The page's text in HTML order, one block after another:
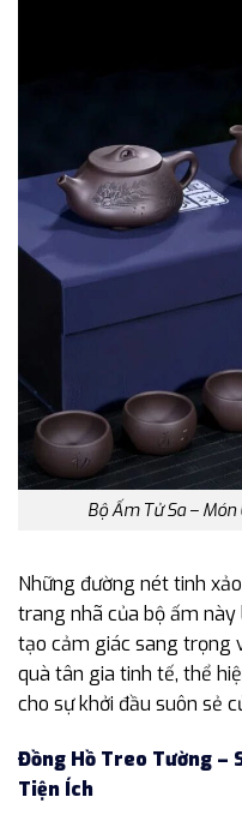
Bộ Ấm Tử Sa –
Những đường nét tinh
trang nhã của bộ ấm
tạo cảm giác sang trọng
quà tân gia tinh tế, thể
cho sự khởi đầu suôn sẻ
Đồng Hồ Treo Tường –
Tiện Ích